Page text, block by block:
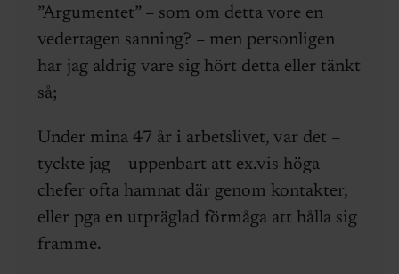
”Argumentet” – som om detta vore en
vedertagen sanning? – men personligen
har jag aldrig vare sig hört detta eller tänkt
så;
Under mina 47 år i arbetslivet, var det –
tyckte jag – uppenbart att ex.vis höga
chefer​​ ofta hamnat där genom kontakter,
eller pga en utpräglad förmåga att hålla sig
framme.